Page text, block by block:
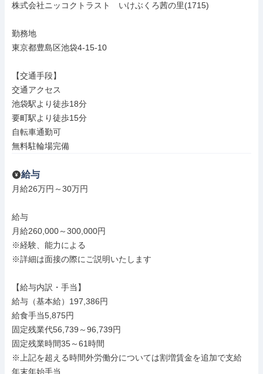
株式会社ニッコクトラスト　いけぶくろ茜の里(1715)
勤務地
東京都豊島区池袋4-15-10
【交通手段】
交通アクセス
池袋駅より徒歩18分
要町駅より徒歩15分
自転車通勤可
無料駐輪場完備
給与
月給26万円～30万円
給与
月給260,000～300,000円
※経験、能力による
※詳細は面接の際にご説明いたします
【給与内訳・手当】
給与（基本給）197,386円
給食手当5,875円
固定残業代56,739～96,739円
固定残業時間35～61時間
※上記を超える時間外労働分については割増賃金を追加で支給
年末年始手当